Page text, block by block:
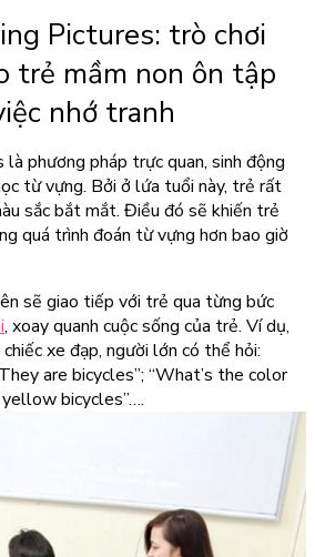
Pictures: trò chơi
trẻ mầm non ôn tập
nhớ tranh
phương pháp trực quan, sinh động
từ vựng. Bởi ở lứa tuổi này, trẻ rất
sắc bắt mắt. Điều đó sẽ khiến trẻ
quá trình đoán từ vựng hơn bao giờ
sẽ giao tiếp với trẻ qua từng bức
, xoay quanh cuộc sống của trẻ. Ví dụ,
xe đạp, người lớn có thể hỏi:
are bicycles”; “What’s the color
bicycles”….